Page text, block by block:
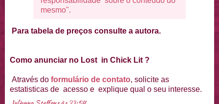
mesmo".
Para tabela de preços consulte a autora.
Como anunciar no Lost in Chick Lit ?
Através do formulário de contato, solicite as
estatisticas de acesso e explique qual o seu interesse.